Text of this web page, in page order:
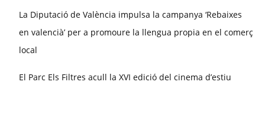
La Diputació de València impulsa la campanya ‘Rebaixes
en valencià’ per a promoure la llengua propia en el comerç
local
El Parc Els Filtres acull la XVI edició del cinema d’estiu